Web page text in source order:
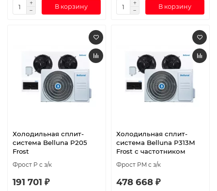
В корзину В корзину
Холодильная сплит-
система Belluna P205
Frost
Фрост P с з/к
191 701 ₽
Холодильная сплит-
система Belluna P313M
Frost с частотником
Фрост PM с з/к
478 668 ₽